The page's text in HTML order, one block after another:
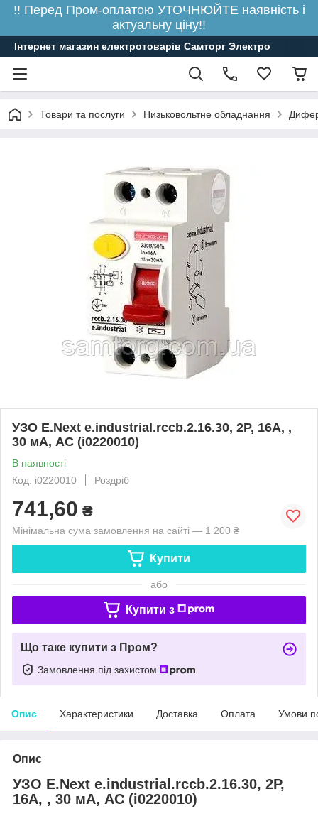
!! Перед Пром-оплатою УТОЧНЮЙТЕ наявність і
актуальну ціну!!
Інтернет магазин електротоварів Самторг Электро
Товари та послуги Низьковольтне обладнання
УЗО E.Next e.industrial.rccb.2.16.30, 2P, 16A, ,
30 мА, AC (i0220010)
В наявності
Код: i0220010
Роздріб
741,60 ₴
Мінімальна сума замовлення на сайті — 1 200 ₴
Купити
або
Купити з
Що таке купити з Пром?
Замовлення під захистом
Опис Характеристики Доставка Оплата Умови
Опис
УЗО E.Next e.industrial.rccb.2.16.30, 2P,
16A, , 30 мА, AC (i0220010)